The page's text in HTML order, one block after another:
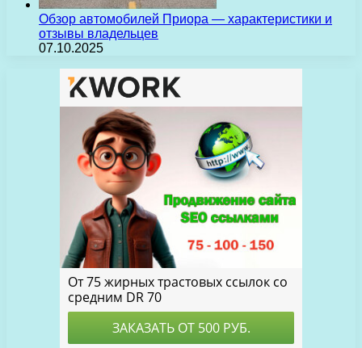
Обзор автомобилей Приора — характеристики и
отзывы владельцев
07.10.2025